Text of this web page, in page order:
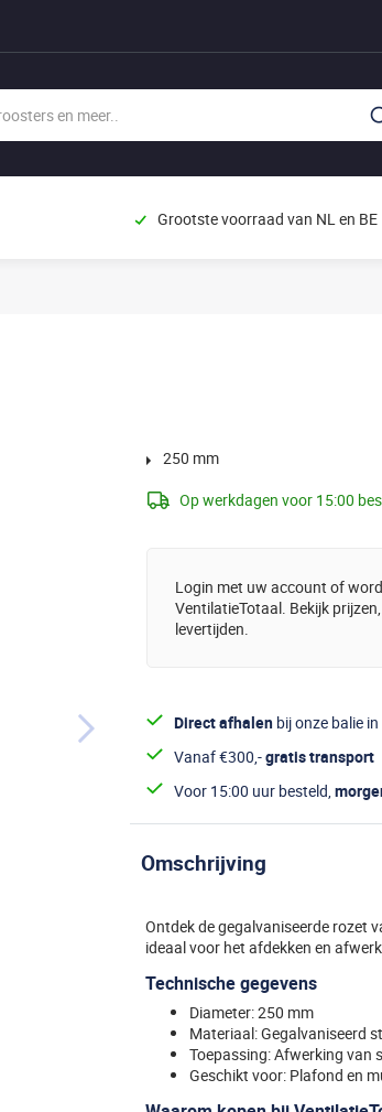
Grootste voorraad van NL en BE
Op werkdagen voor 15:00
Direct afhalen bij onze balie in
Vanaf €300,-gratis transport
Voor 15:00 uur besteld,
250 mm
Login met uw account of
VentilatieTotaal. Bekijk
levertijden.
Omschrijving
Ontdek de gegalvaniseerde rozet
ideaal voor het afdekken en
Technische gegevens
Diameter: 250 mm
Materiaal: Gegalvaniseerd
Toepassing: Afwerking van
Geschikt voor: Plafond en